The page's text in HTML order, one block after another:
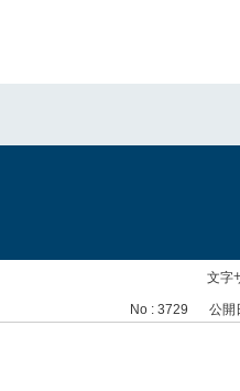
文字
No : 3729 公開